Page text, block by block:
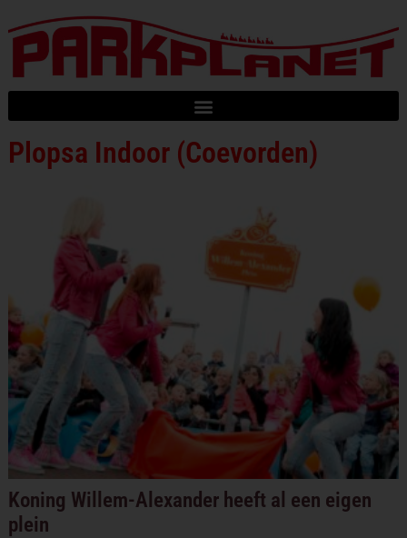
Plopsa Indoor (Coevorden)
Koning Willem-Alexander heeft al een eigen
plein